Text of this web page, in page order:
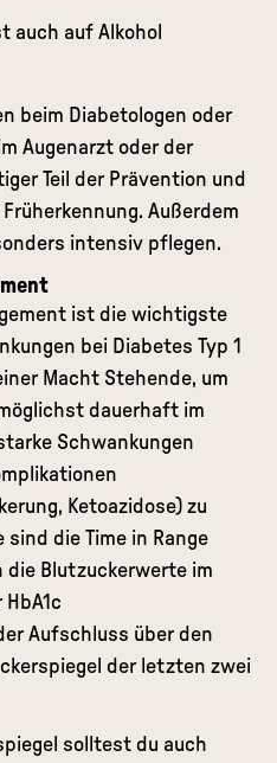
auch auf Alkohol
beim Diabetologen oder
Augenarzt oder der
Teil der Prävention und
Außerdem
intensiv pflegen.
ist die wichtigste
bei Diabetes Typ 1
Macht Stehende, um
dauerhaft im
Schwankungen
Ketoazidose) zu
sind die Time in Range
die Blutzuckerwerte im
HbA1c
Aufschluss über den
der letzten zwei
solltest du auch